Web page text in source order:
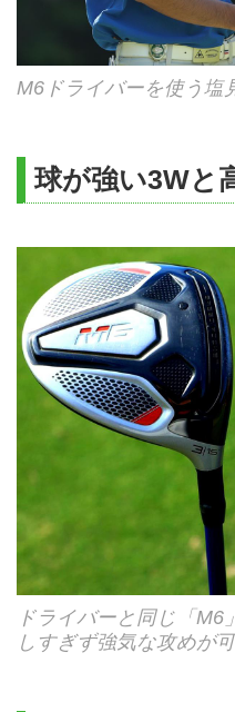
M6ドライバーを使う塩
球が強い3Wと
ドライバーと同じ「
しすぎず強気な攻めが